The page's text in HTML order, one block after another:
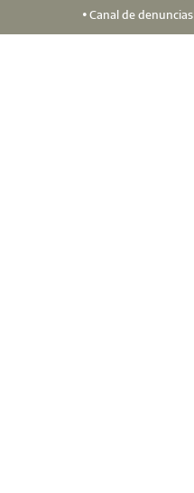
Canal de denuncias